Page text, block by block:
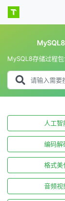
人工智
编码解
格式美
音频视